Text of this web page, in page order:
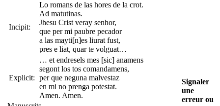
Incipit:
Lo romans de las hores de la crot.
Ad matutinas.
Jhesu Crist veray senhor,
que per mi paubre pecador
a las mayti[n]es liurat fust,
pres e liat, quar te volguat…
Explicit:
… et endresels mes [sic] anamens
segont los tos comandamens,
per que neguna malvestaz
en mi no prenga potestat.
Amen. Amen.
Signaler
une
erreur ou